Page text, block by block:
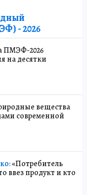
- 2026
ПМЭФ-2026
на десятки
вещества
современной
«Потребитель
ввез продукт и кто